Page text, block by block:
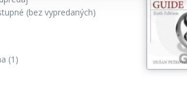
(bez vypredaných)
(1)